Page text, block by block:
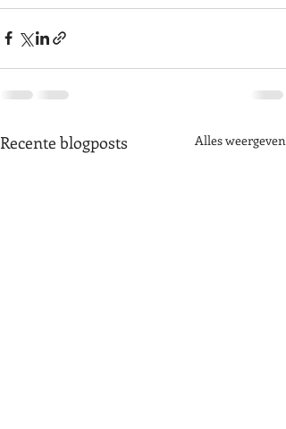
Recente blogposts Alles weergeven